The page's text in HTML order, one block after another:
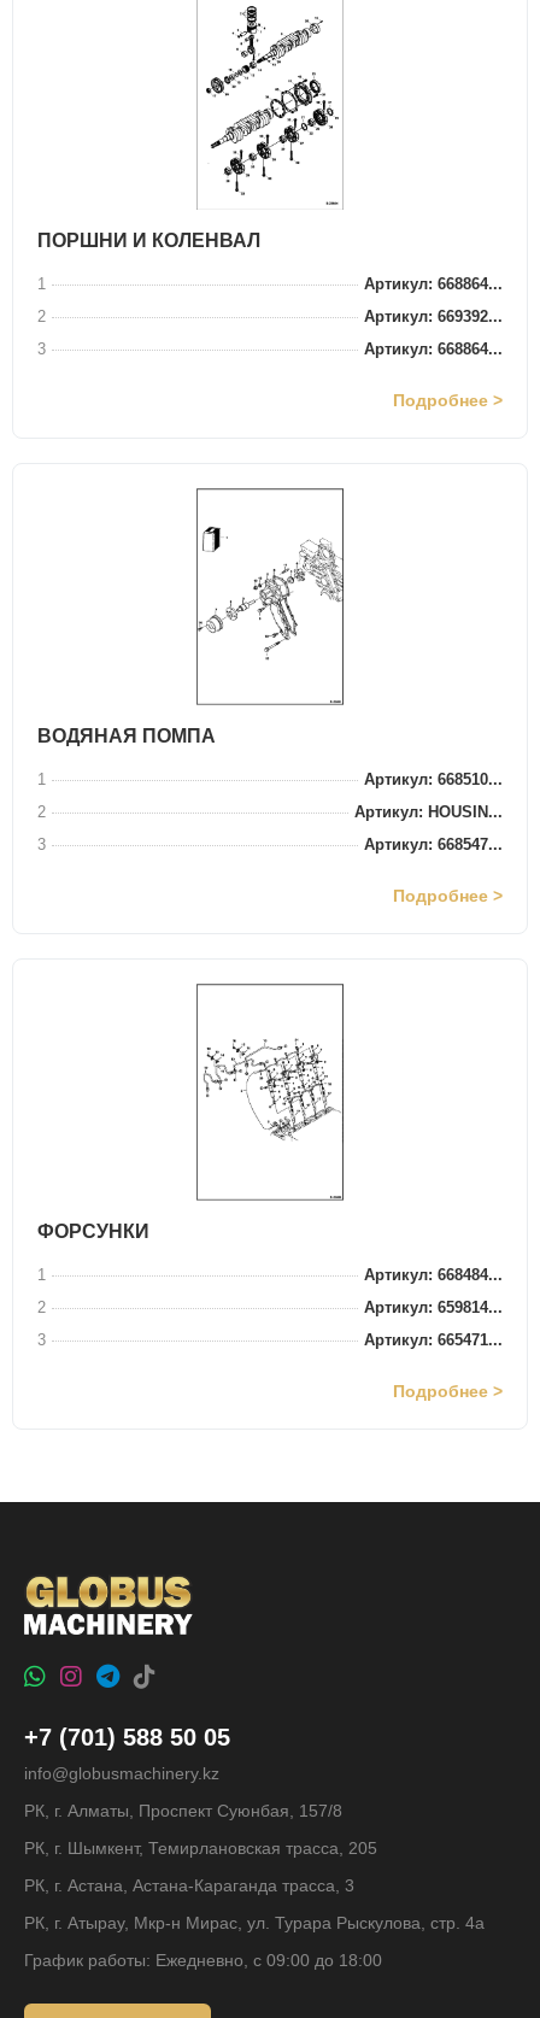
ПОРШНИ И КОЛЕНВАЛ
1
Артикул: 668864...
2
Артикул: 669392...
3
Артикул: 668864...
Подробнее >
ВОДЯНАЯ ПОМПА
1
Артикул: 668510...
2
Артикул: HOUSIN...
3
Артикул: 668547...
Подробнее >
ФОРСУНКИ
1
Артикул: 668484...
2
Артикул: 659814...
3
Артикул: 665471...
Подробнее >
+7 (701) 588 50 05
info@globusmachinery.kz
РК, г. Алматы, Проспект Суюнбая, 157/8
РК, г. Шымкент, Темирлановская трасса, 205
РК, г. Астана, Астана-Караганда трасса, 3
РК, г. Атырау, Мкр-н Мирас, ул. Турара Рыскулова, стр. 4а
График работы: Ежедневно, с 09:00 до 18:00